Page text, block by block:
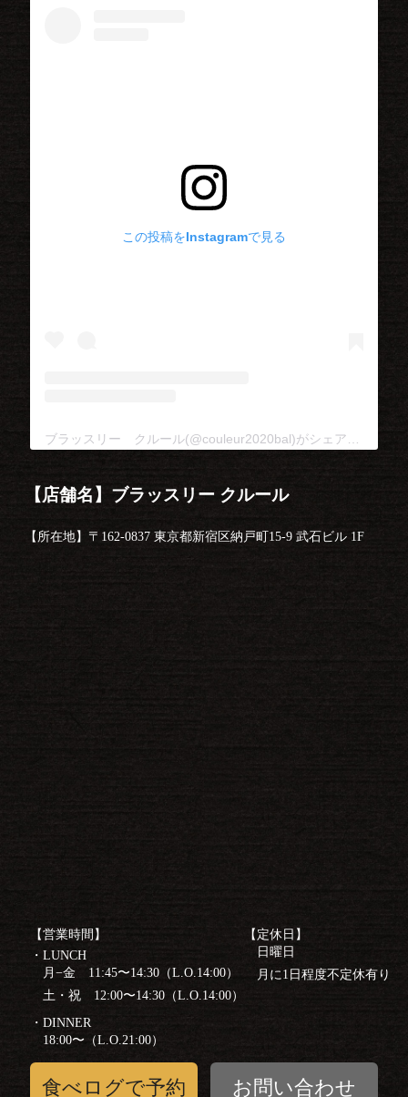
この投稿をInstagramで見る
ブラッスリー クルール(@couleur2020bal)がシェアした投稿
【店舗名】ブラッスリー クルール
【所在地】〒162-0837 東京都新宿区納戸町15-9 武石ビル 1F
【営業時間】
・LUNCH
月−金 11:45〜14:30（L.O.14:00）
土・祝 12:00〜14:30（L.O.14:00）
・DINNER
18:00〜（L.O.21:00）
【定休日】
日曜日
月に1日程度不定休有り
食べログで予約 お問い合わせ